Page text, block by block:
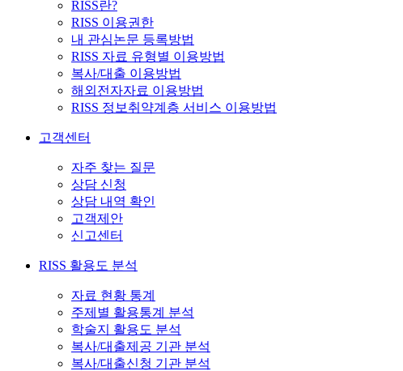
RISS란?
RISS 이용권한
내 관심논문 등록방법
RISS 자료 유형별 이용방법
복사/대출 이용방법
해외전자자료 이용방법
RISS 정보취약계층 서비스 이용방법
고객센터
자주 찾는 질문
상담 신청
상담 내역 확인
고객제안
신고센터
RISS 활용도 분석
자료 현황 통계
주제별 활용통계 분석
학술지 활용도 분석
복사/대출제공 기관 분석
복사/대출신청 기관 분석